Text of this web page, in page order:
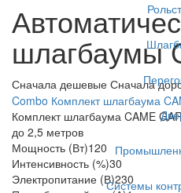
Системы
шлагбаумы
Сначала дешевые Сначала
Combo Комплект шлагбаума
Комплект шлагбаума CAME
до 2,5 метров
Мощность (Вт)120
Интенсивность (%)30
Электропитание (В)230